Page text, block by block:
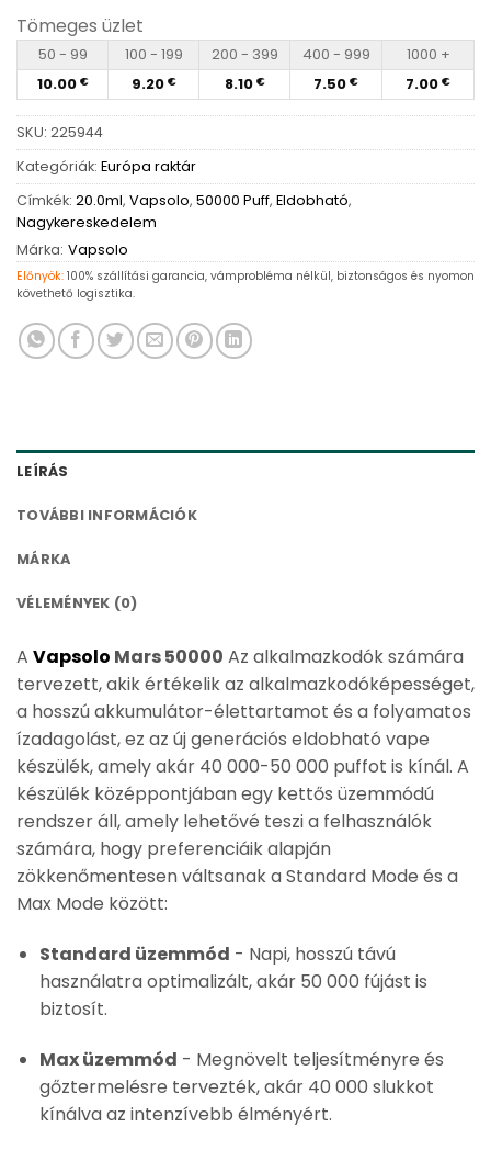
Tömeges üzlet
50 - 99 100 - 199 200 - 399 400 - 999
1000 +
10.00 € 9.20 € 8.10 € 7.50 € 7.00 €
SKU: 225944
Kategóriák: Európa raktár
Címkék: 20.0ml, Vapsolo, 50000 Puff, Eldobható,
Nagykereskedelem
Márka: Vapsolo
Előnyök: 100% szállítási garancia, vámprobléma nélkül, biztonságos és nyomon
követhető logisztika.
LEÍRÁS
TOVÁBBI INFORMÁCIÓK
MÁRKA
VÉLEMÉNYEK (0)
A Vapsolo Mars 50000 Az alkalmazkodók számára
tervezett, akik értékelik az alkalmazkodóképességet,
a hosszú akkumulátor-élettartamot és a folyamatos
ízadagolást, ez az új generációs eldobható vape
készülék, amely akár 40 000-50 000 puffot is kínál. A
készülék középpontjában egy kettős üzemmódú
rendszer áll, amely lehetővé teszi a felhasználók
számára, hogy preferenciáik alapján
zökkenőmentesen váltsanak a Standard Mode és a
Max Mode között:
Standard üzemmód - Napi, hosszú távú
használatra optimalizált, akár 50 000 fújást is
biztosít.
Max üzemmód - Megnövelt teljesítményre és
gőztermelésre tervezték, akár 40 000 slukkot
kínálva az intenzívebb élményért.